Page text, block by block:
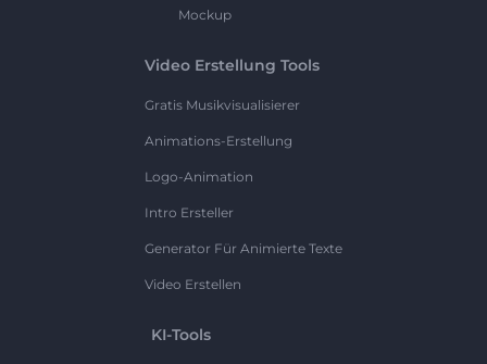
Mockup
Video Erstellung Tools
Gratis Musikvisualisierer
Animations-Erstellung
Logo-Animation
Intro Ersteller
Generator Für Animierte Texte
Video Erstellen
KI-Tools